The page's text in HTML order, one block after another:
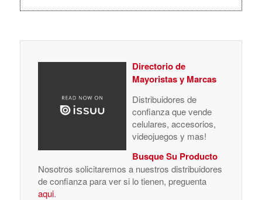
Directorio de
Mayoristas y Marcas
Distribuidores de
confianza que vende
celulares, accesorios,
videojuegos y mas!
Busque Su Producto
Nosotros solicitaremos a nuestros distribuidores
de confianza para ver si lo tienen, preguenta
aqui.